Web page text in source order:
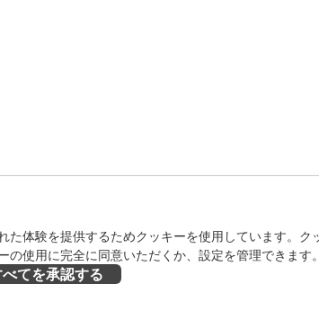
た体験を提供するためクッキーを使用しています。
使用に完全に同意いただくか、設定を管理できます。
てを承認する